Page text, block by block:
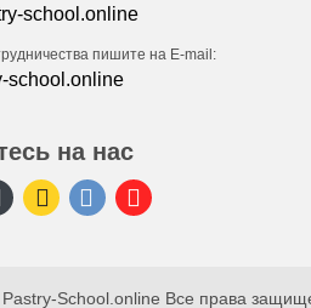
school.online
пишите на E-mail:
school.online
на нас
School.online Все права